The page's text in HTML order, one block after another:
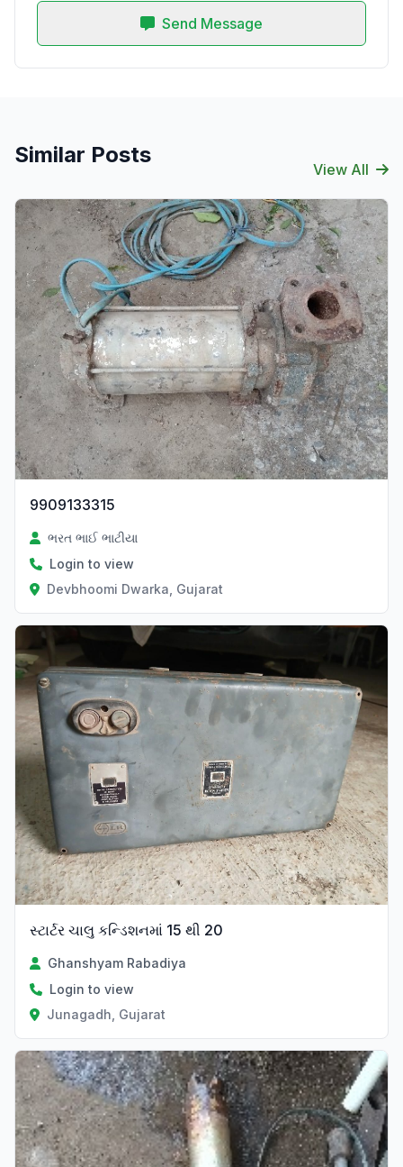
Send Message
Similar Posts
View All
9909133315
ભરત ભાઈ ભાટીયા
Login to view
Devbhoomi Dwarka, Gujarat
સ્ટાર્ટર ચાલુ કન્ડિશનમાં 15 થી 20
Ghanshyam Rabadiya
Login to view
Junagadh, Gujarat